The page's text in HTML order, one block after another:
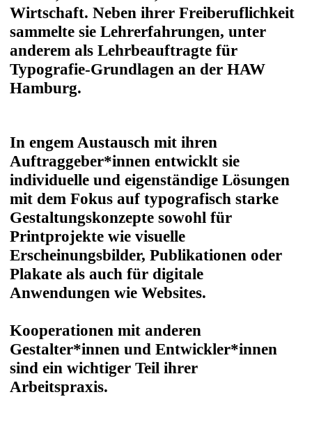
Wirtschaft. Neben ihrer Freiberuflichkeit
sammelte sie Lehrerfahrungen, unter
anderem als Lehrbeauftragte für
Typografie-Grundlagen an der HAW
Hamburg.
In engem Austausch mit ihren
Auftraggeber*innen entwicklt sie
individuelle und eigenständige Lösungen
mit dem Fokus auf typografisch starke
Gestaltungskonzepte sowohl für
Printprojekte wie visuelle
Erscheinungsbilder, Publikationen oder
Plakate als auch für digitale
Anwendungen wie Websites.
Kooperationen mit anderen
Gestalter*innen und Entwickler*innen
sind ein wichtiger Teil ihrer
Arbeitspraxis.